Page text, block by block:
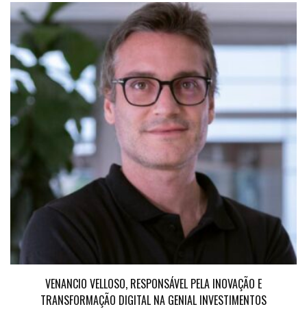
VENANCIO VELLOSO, RESPONSÁVEL PELA INOVAÇÃO E
TRANSFORMAÇÃO DIGITAL NA GENIAL INVESTIMENTOS